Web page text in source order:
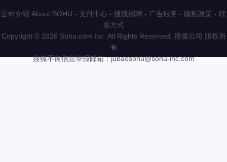
公司介绍 About SOHU - 支付中心 - 搜狐招聘 - 广告服务 - 隐私政策 - 联
系方式
Copyright © 2026 Sohu.com Inc. All Rights Reserved. 搜狐公司 版权所
有
搜狐不良信息举报邮箱：jubaosohu@sohu-inc.com